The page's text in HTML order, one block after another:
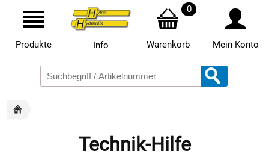
Produkte Info
0
Warenkorb Mein Konto
Technik-Hilfe